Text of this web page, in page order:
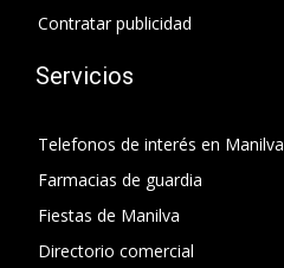
Contratar publicidad
Servicios
Telefonos de interés en Manilva
Farmacias de guardia
Fiestas de Manilva
Directorio comercial